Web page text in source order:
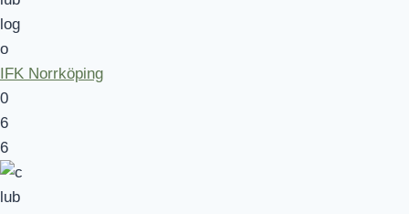
IFK Norrköping
0
6
6